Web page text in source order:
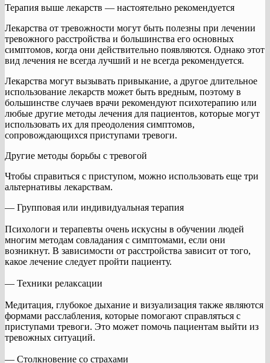
Терапия выше лекарств — настоятельно рекомендуется
Лекарства от тревожности могут быть полезны при лечении
тревожного расстройства и большинства его основных
симптомов, когда они действительно появляются. Однако этот
вид лечения не всегда лучший и не всегда рекомендуется.
Лекарства могут вызывать привыкание, а другое длительное
использование лекарств может быть вредным, поэтому в
большинстве случаев врачи рекомендуют психотерапию или
любые другие методы лечения для пациентов, которые могут
использовать их для преодоления симптомов,
сопровождающихся приступами тревоги.
Другие методы борьбы с тревогой
Чтобы справиться с приступом, можно использовать еще три
альтернативы лекарствам.
— Групповая или индивидуальная терапия
Психологи и терапевты очень искусны в обучении людей
многим методам совладания с симптомами, если они
возникнут. В зависимости от расстройства зависит от того,
какое лечение следует пройти пациенту.
— Техники релаксации
Медитация, глубокое дыхание и визуализация также являются
формами расслабления, которые помогают справляться с
приступами тревоги. Это может помочь пациентам выйти из
тревожных ситуаций.
— Столкновение со страхами